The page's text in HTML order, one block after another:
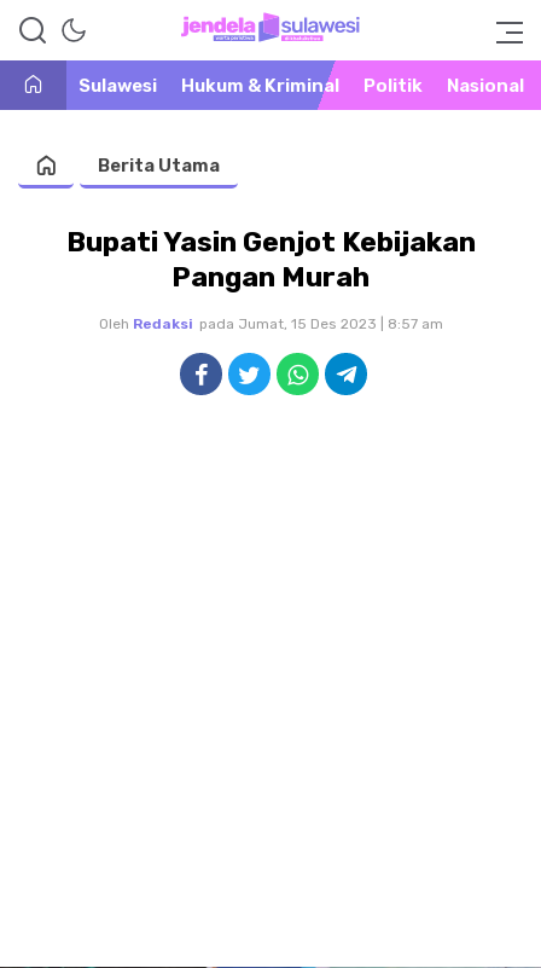
Jendela Sulawesi
Warta Peristiwa di Khatulistiwa
Sulawesi
Hukum & Kriminal Politik Nasional
Berita Utama
Bupati Yasin Genjot Kebijakan
Pangan Murah
Oleh Redaksi pada Jumat, 15 Des 2023 | 8:57 am